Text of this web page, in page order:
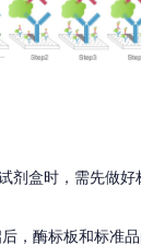
剂盒时，需先做好
，酶标板和标准